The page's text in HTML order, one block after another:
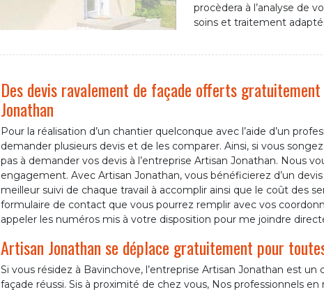
procèdera à l’analyse de
soins et traitement
Des devis ravalement de façade offerts
Jonathan
Pour la réalisation d’un chantier quelconque avec l’aide d’un
demander plusieurs devis et de les comparer. Ainsi, si vous
pas à demander vos devis à l’entreprise Artisan Jonathan. Nous
engagement. Avec Artisan Jonathan, vous bénéficierez d’un
meilleur suivi de chaque travail à accomplir ainsi que le coût des
formulaire de contact que vous pourrez remplir avec vos
appeler les numéros mis à votre disposition pour me joindre
Artisan Jonathan se déplace gratuitement pour
Si vous résidez à Bavinchove, l’entreprise Artisan Jonathan est
façade réussi. Sis à proximité de chez vous, Nos professionnels